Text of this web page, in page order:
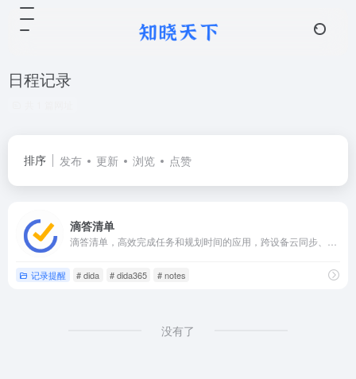
日程记录
排序 发布 更新 浏览 点赞
滴答清单
记录提醒 # dida # dida365 # notes
没有了